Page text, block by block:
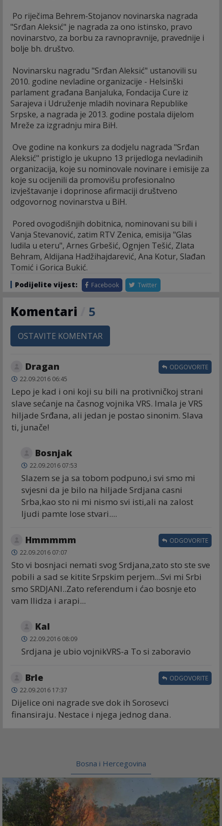
Po riječima Behrem-Stojanov novinarska nagrada
"Srđan Aleksić" je nagrada za ono istinsko, pravo
novinarstvo, za borbu za ravnopravnije, pravednije i
bolje bh. društvo.
Novinarsku nagradu "Srđan Aleksić" ustanovili su
2010. godine nevladine organizacije - Helsinški
parlament građana Banjaluka, Fondacija Cure iz
Sarajeva i Udruženje mladih novinara Republike
Srpske, a nagrada je 2013. godine postala dijelom
Mreže za izgradnju mira BiH.
Ove godine na konkurs za dodjelu nagrada "Srđan
Aleksić" pristiglo je ukupno 13 prijedloga nevladinih
organizacija, koje su nominovale novinare i emisije za
koje su ocijenili da promovišu profesionalno
izvještavanje i doprinose afirmaciji društveno
odgovornog novinarstva u BiH.
Pored ovogodišnjih dobitnica, nominovani su bili i
Vanja Stevanović, zatim RTV Zenica, emisija "Glas
ludila u eteru", Arnes Grbešić, Ognjen Tešić, Zlata
Behram, Aldijana Hadžihajdarević, Ana Kotur, Slađan
Tomić i Gorica Bukić.
Podijelite vijest: Facebook Twitter
Komentari 5
OSTAVITE KOMENTAR
Dragan
22.09.2016 06:45
Lepo je kad i oni koji su bili na protivničkoj strani
slave sećanje na časnog vojnika VRS. Imala je VRS
hiljade Srđana, ali jedan je postao sinonim. Slava
ti, junače!
ODGOVORITE
Bosnjak
22.09.2016 07:53
Slazem se ja sa tobom podpuno,i svi smo mi
svjesni da je bilo na hiljade Srdjana casni
Srba,kao sto ni mi nismo svi isti,ali na zalost
ljudi pamte lose stvari....
Hmmmmm
22.09.2016 07:07
Sto vi bosnjaci nemati svog Srdjana,zato sto ste sve
pobili a sad se kitite Srpskim perjem...Svi mi Srbi
smo SRDJANI..Zato referendum i ćao bosnje eto
vam Ilidza i arapi...
ODGOVORITE
Kal
22.09.2016 08:09
Srdjana je ubio vojnikVRS-a To si zaboravio
Brle
22.09.2016 17:37
Dijelice oni nagrade sve dok ih Sorosevci
finansiraju. Nestace i njega jednog dana.
ODGOVORITE
Bosna i Hercegovina